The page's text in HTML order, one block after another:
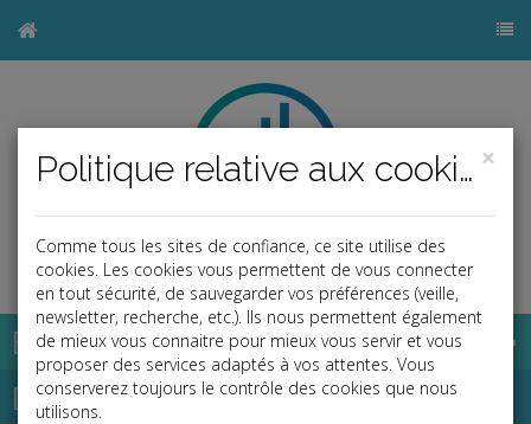
Base documentaire
Dépêches
×
Politique relative aux cookies
Comme tous les sites de confiance, ce site utilise des
cookies. Les cookies vous permettent de vous connecter
en tout sécurité, de sauvegarder vos préférences (veille,
newsletter, recherche, etc.). Ils nous permettent également
de mieux vous connaitre pour mieux vous servir et vous
proposer des services adaptés à vos attentes. Vous
conserverez toujours le contrôle des cookies que nous
utilisons.